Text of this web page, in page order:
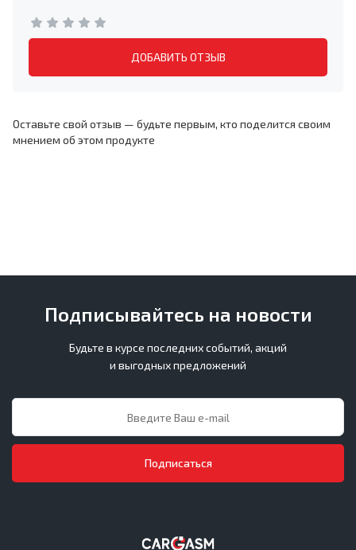
ДОБАВИТЬ ОТЗЫВ
Оставьте свой отзыв — будьте первым, кто поделится своим
мнением об этом продукте
Подписывайтесь на новости
Будьте в курсе последних событий, акций
и выгодных предложений
Подписаться